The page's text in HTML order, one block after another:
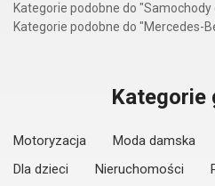
Kategorie podobne do "Samochody
Kategorie podobne do "Mercedes-
Kategorie
Motoryzacja Moda damska
Dla dzieci
Nieruchomości